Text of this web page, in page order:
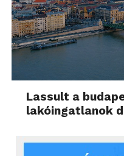
Lassult a
lakóingatlanok